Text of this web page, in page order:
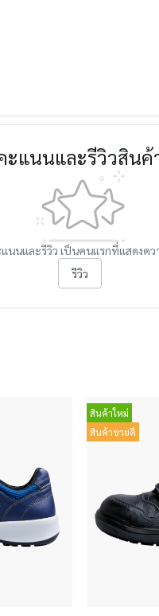
ะแนนและรีวิวสินค้
นนและรีวิว เป็นคนแรกที่แสดงค
รีวิว
สินค้าใหม่
สินค้าขายดี